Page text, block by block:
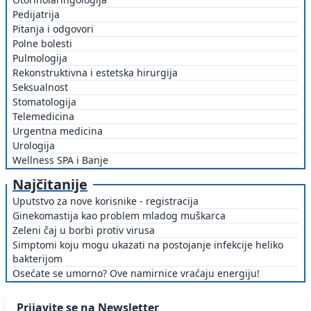
Pedijatrija
Pitanja i odgovori
Polne bolesti
Pulmologija
Rekonstruktivna i estetska hirurgija
Seksualnost
Stomatologija
Telemedicina
Urgentna medicina
Urologija
Wellness SPA i Banje
Najčitanije
Uputstvo za nove korisnike - registracija
Ginekomastija kao problem mladog muškarca
Zeleni čaj u borbi protiv virusa
Simptomi koju mogu ukazati na postojanje infekcije heliko
bakterijom
Osećate se umorno? Ove namirnice vraćaju energiju!
Prijavite se na Newsletter